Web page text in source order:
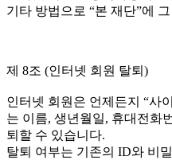
기타 방법으로 “본 재단”에
제 8조 (인터넷 회원 탈퇴)
인터넷 회원은 언제든지 “사
는 이름, 생년월일, 휴대전화
퇴할 수 있습니다.
탈퇴 여부는 기존의 ID와 비